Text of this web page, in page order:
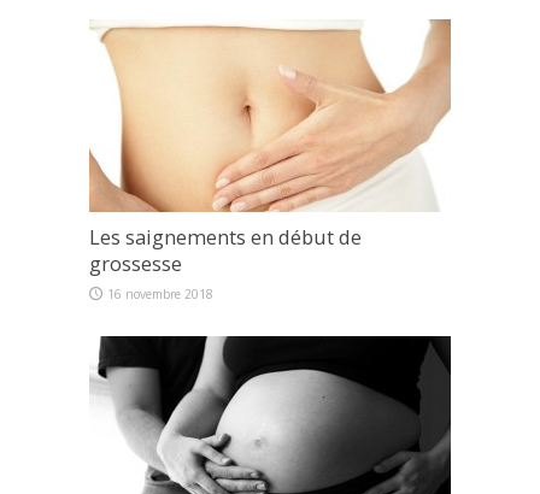
Les saignements en début de
grossesse
16 novembre 2018